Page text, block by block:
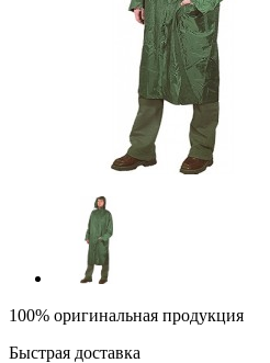
100% оригинальная продукция
Быстрая доставка